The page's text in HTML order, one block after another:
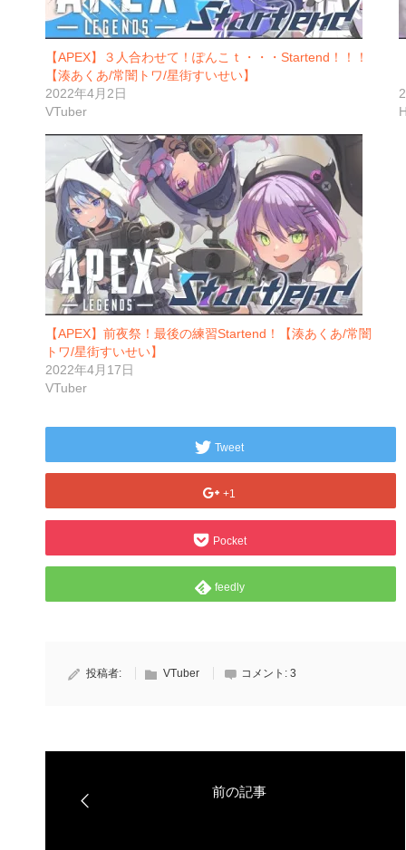
【APEX】３人合わせて！ぽんこｔ・・・Startend！！！
【湊あくあ/常闇トワ/星街すいせい】
2022年4月2日
VTuber
【APEX】前夜祭！最後の練習Startend！【湊あくあ/常闇
トワ/星街すいせい】
2022年4月17日
VTuber
Tweet
+1
Pocket
feedly
投稿者: VTuber コメント: 3